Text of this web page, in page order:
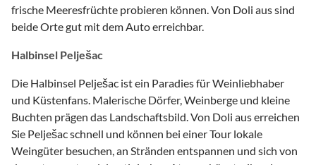
frische Meeresfrüchte probieren können. Von Doli aus sind
beide Orte gut mit dem Auto erreichbar.
Halbinsel Pelješac
Die Halbinsel Pelješac ist ein Paradies für Weinliebhaber
und Küstenfans. Malerische Dörfer, Weinberge und kleine
Buchten prägen das Landschaftsbild. Von Doli aus erreichen
Sie Pelješac schnell und können bei einer Tour lokale
Weingüter besuchen, an Stränden entspannen und sich von